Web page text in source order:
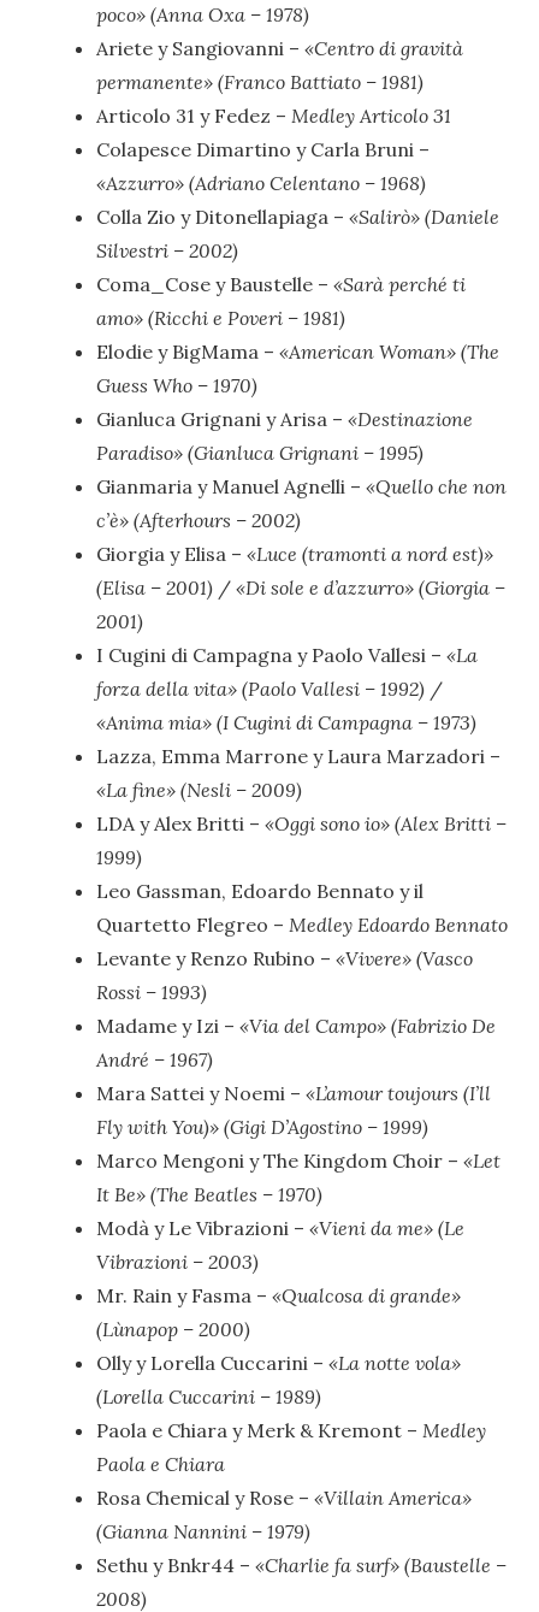
poco» (Anna Oxa – 1978)
Ariete y Sangiovanni – «Centro di gravità
permanente» (Franco Battiato – 1981)
Articolo 31 y Fedez – Medley Articolo 31
Colapesce Dimartino y Carla Bruni –
«Azzurro» (Adriano Celentano – 1968)
Colla Zio y Ditonellapiaga – «Salirò» (Daniele
Silvestri – 2002)
Coma_Cose y Baustelle – «Sarà perché ti
amo» (Ricchi e Poveri – 1981)
Elodie y BigMama – «American Woman» (The
Guess Who – 1970)
Gianluca Grignani y Arisa – «Destinazione
Paradiso» (Gianluca Grignani – 1995)
Gianmaria y Manuel Agnelli – «Quello che non
c’è» (Afterhours – 2002)
Giorgia y Elisa – «Luce (tramonti a nord est)»
(Elisa – 2001) / «Di sole e d’azzurro» (Giorgia –
2001)
I Cugini di Campagna y Paolo Vallesi – «La
forza della vita» (Paolo Vallesi – 1992) /
«Anima mia» (I Cugini di Campagna – 1973)
Lazza, Emma Marrone y Laura Marzadori –
«La fine» (Nesli – 2009)
LDA y Alex Britti – «Oggi sono io» (Alex Britti –
1999)
Leo Gassman, Edoardo Bennato y il
Quartetto Flegreo – Medley Edoardo Bennato
Levante y Renzo Rubino – «Vivere» (Vasco
Rossi – 1993)
Madame y Izi – «Via del Campo» (Fabrizio De
André – 1967)
Mara Sattei y Noemi – «L’amour toujours (I’ll
Fly with You)» (Gigi D’Agostino – 1999)
Marco Mengoni y The Kingdom Choir – «Let
It Be» (The Beatles – 1970)
Modà y Le Vibrazioni – «Vieni da me» (Le
Vibrazioni – 2003)
Mr. Rain y Fasma – «Qualcosa di grande»
(Lùnapop – 2000)
Olly y Lorella Cuccarini – «La notte vola»
(Lorella Cuccarini – 1989)
Paola e Chiara y Merk & Kremont – Medley
Paola e Chiara
Rosa Chemical y Rose – «Villain America»
(Gianna Nannini – 1979)
Sethu y Bnkr44 – «Charlie fa surf» (Baustelle –
2008)